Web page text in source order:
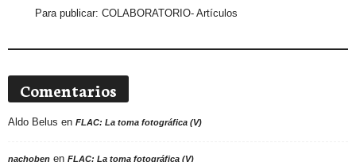
Para publicar:COLABORATORIO- Artículos
Comentarios
Aldo Belus en FLAC: La toma fotográfica (V)
nachoben en FLAC: La toma fotográfica (V)